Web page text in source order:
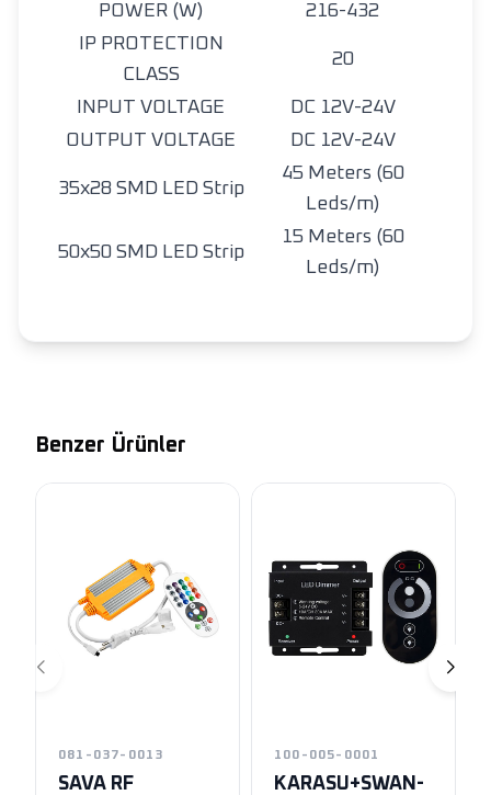
POWER (W)
216-432
IP PROTECTION
CLASS
20
INPUT VOLTAGE
DC 12V-24V
OUTPUT VOLTAGE
DC 12V-24V
35x28 SMD LED Strip
45 Meters (60
Leds/m)
50x50 SMD LED Strip
15 Meters (60
Leds/m)
Benzer Ürünler
081-037-0013
SAVA RF
100-005-0001
KARASU+SWAN-